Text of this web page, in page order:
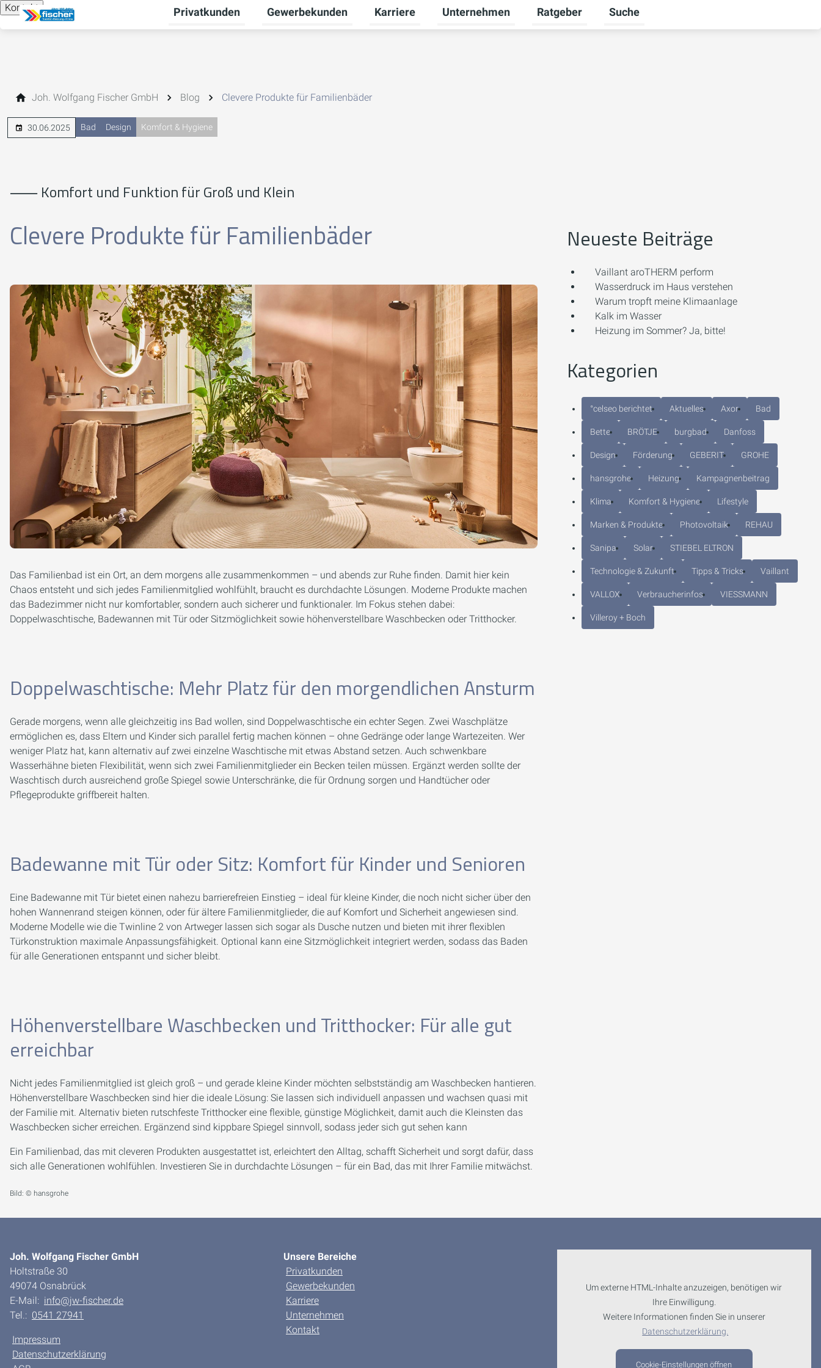
Kontakt Privatkunden
Untermenü für Privatkunden umschalten
Gewerbekunden
Untermenü für Gewerbekunden umschalten
Karriere
Untermenü für Karriere umschalten
Unternehmen
Untermenü für Unternehmen umschalten
Ratgeber
Untermenü für Ratgeber umschalten
Suche
Joh. Wolfgang Fischer GmbH Blog Clevere Produkte für Familienbäder
30.06.2025 Bad Design Komfort & Hygiene
⸺ Komfort und Funktion für Groß und Klein
Clevere Produkte für Familienbäder
Das Familienbad ist ein Ort, an dem morgens alle zusammenkommen – und abends zur Ruhe finden. Damit hier kein
Chaos entsteht und sich jedes Familienmitglied wohlfühlt, braucht es durchdachte Lösungen. Moderne Produkte machen
das Badezimmer nicht nur komfortabler, sondern auch sicherer und funktionaler. Im Fokus stehen dabei:
Doppelwaschtische, Badewannen mit Tür oder Sitzmöglichkeit sowie höhenverstellbare Waschbecken oder Tritthocker.
Doppelwaschtische: Mehr Platz für den morgendlichen Ansturm
Gerade morgens, wenn alle gleichzeitig ins Bad wollen, sind Doppelwaschtische ein echter Segen. Zwei Waschplätze
ermöglichen es, dass Eltern und Kinder sich parallel fertig machen können – ohne Gedränge oder lange Wartezeiten. Wer
weniger Platz hat, kann alternativ auf zwei einzelne Waschtische mit etwas Abstand setzen. Auch schwenkbare
Wasserhähne bieten Flexibilität, wenn sich zwei Familienmitglieder ein Becken teilen müssen. Ergänzt werden sollte der
Waschtisch durch ausreichend große Spiegel sowie Unterschränke, die für Ordnung sorgen und Handtücher oder
Pflegeprodukte griffbereit halten.
Badewanne mit Tür oder Sitz: Komfort für Kinder und Senioren
Eine Badewanne mit Tür bietet einen nahezu barrierefreien Einstieg – ideal für kleine Kinder, die noch nicht sicher über den
hohen Wannenrand steigen können, oder für ältere Familienmitglieder, die auf Komfort und Sicherheit angewiesen sind.
Moderne Modelle wie die Twinline 2 von Artweger lassen sich sogar als Dusche nutzen und bieten mit ihrer flexiblen
Türkonstruktion maximale Anpassungsfähigkeit. Optional kann eine Sitzmöglichkeit integriert werden, sodass das Baden
für alle Generationen entspannt und sicher bleibt.
Höhenverstellbare Waschbecken und Tritthocker: Für alle gut
erreichbar
Nicht jedes Familienmitglied ist gleich groß – und gerade kleine Kinder möchten selbstständig am Waschbecken hantieren.
Höhenverstellbare Waschbecken sind hier die ideale Lösung: Sie lassen sich individuell anpassen und wachsen quasi mit
der Familie mit. Alternativ bieten rutschfeste Tritthocker eine flexible, günstige Möglichkeit, damit auch die Kleinsten das
Waschbecken sicher erreichen. Ergänzend sind kippbare Spiegel sinnvoll, sodass jeder sich gut sehen kann
Ein Familienbad, das mit cleveren Produkten ausgestattet ist, erleichtert den Alltag, schafft Sicherheit und sorgt dafür, dass
sich alle Generationen wohlfühlen. Investieren Sie in durchdachte Lösungen – für ein Bad, das mit Ihrer Familie mitwächst.
Bild: © hansgrohe
Neueste Beiträge
Vaillant aroTHERM perform
Wasserdruck im Haus verstehen
Warum tropft meine Klimaanlage
Kalk im Wasser
Heizung im Sommer? Ja, bitte!
Kategorien
°celseo berichtet Aktuelles Axor Bad
Bette BRÖTJE burgbad Danfoss
Design Förderung GEBERIT GROHE
hansgrohe Heizung Kampagnenbeitrag
Klima Komfort & Hygiene Lifestyle
Marken & Produkte Photovoltaik REHAU
Sanipa Solar STIEBEL ELTRON
Technologie & Zukunft Tipps & Tricks Vaillant
VALLOX Verbraucherinfos VIESSMANN
Villeroy + Boch
Joh. Wolfgang Fischer GmbH
Holtstraße 30
49074 Osnabrück
E-Mail: info@jw-fischer.de
Tel.: 0541 27941
Impressum
Datenschutzerklärung
Unsere Bereiche
Privatkunden
Gewerbekunden
Karriere
Unternehmen
Kontakt
Um externe HTML-Inhalte anzuzeigen, benötigen wir
Ihre Einwilligung.
Weitere Informationen finden Sie in unserer
Datenschutzerklärung.
Cookie-Einstellungen öffnen